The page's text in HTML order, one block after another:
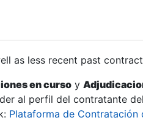
as less recent past
en curso y
al perfil del contratante
Plataforma de Contratación